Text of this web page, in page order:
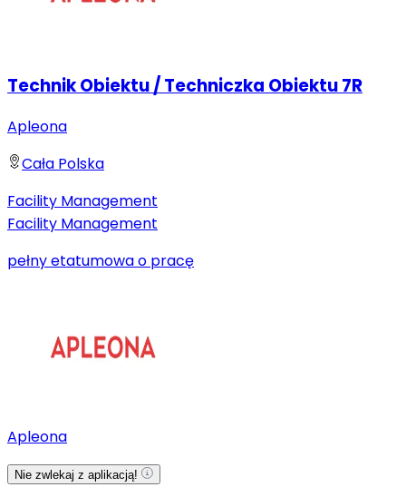
Technik Obiektu / Techniczka Obiektu 7R
Apleona
Cała Polska
Facility Management
Facility Management
pełny etatumowa o pracę
Apleona
Nie zwlekaj z aplikacją!